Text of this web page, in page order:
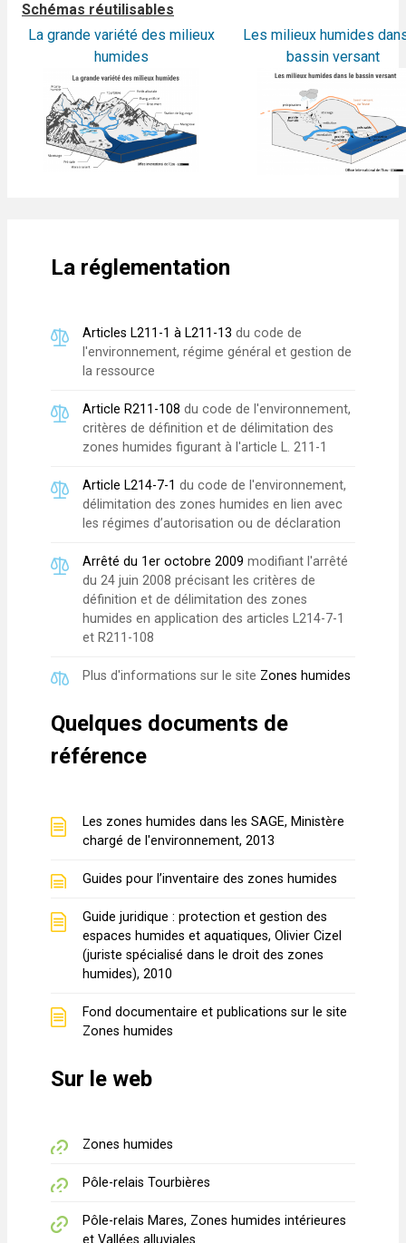
Schémas réutilisables
La grande variété des milieux
humides
Les milieux humides
bassin versant
La réglementation
Articles L211-1 à L211-13 du code de
l'environnement, régime général et gestion de
la ressource
Article R211-108 du code de l'environnement,
critères de définition et de délimitation des
zones humides figurant à l'article L. 211-1
Article L214-7-1 du code de l'environnement,
délimitation des zones humides en lien avec
les régimes d’autorisation ou de déclaration
Arrêté du 1er octobre 2009 modifiant l'arrêté
du 24 juin 2008 précisant les critères de
définition et de délimitation des zones
humides en application des articles L214-7-1
et R211-108
Plus d'informations sur le site Zones humides
Quelques documents de
référence
Les zones humides dans les SAGE, Ministère
chargé de l'environnement, 2013
Guides pour l’inventaire des zones humides
Guide juridique : protection et gestion des
espaces humides et aquatiques, Olivier Cizel
(juriste spécialisé dans le droit des zones
humides), 2010
Fond documentaire et publications sur le site
Zones humides
Sur le web
Zones humides
Pôle-relais Tourbières
Pôle-relais Mares, Zones humides intérieures